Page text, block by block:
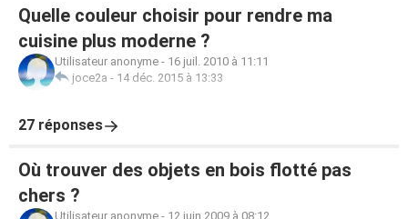
Quelle couleur choisir pour rendre ma
cuisine plus moderne ?
Utilisateur anonyme - 16 juil. 2010 à 11:11
joce2a - 14 déc. 2015 à 13:33
27 réponses
Où trouver des objets en bois flotté pas
chers ?
Utilisateur anonyme - 12 juin 2009 à 08:12